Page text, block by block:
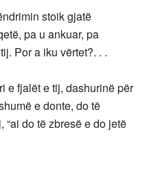
stoik gjatë
pa u ankuar, pa
Por a iku vërtet?. . .
e fjalët e tij, dashurinë për
e donte, do të
do të zbresë e do jetë